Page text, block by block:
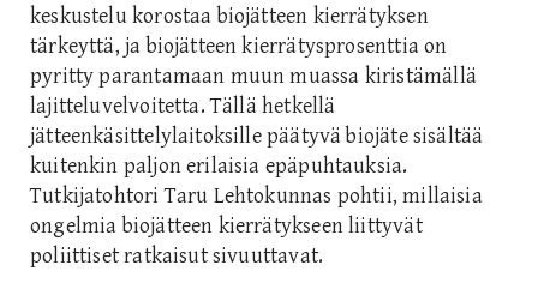
keskustelu korostaa biojätteen kierrätyksen
tärkeyttä, ja biojätteen kierrätysprosenttia on
pyritty parantamaan muun muassa kiristämällä
lajitteluvelvoitetta. Tällä hetkellä
jätteenkäsittelylaitoksille päätyvä biojäte sisältää
kuitenkin paljon erilaisia epäpuhtauksia.
Tutkijatohtori Taru Lehtokunnas pohtii, millaisia
ongelmia biojätteen kierrätykseen liittyvät
poliittiset ratkaisut sivuuttavat.